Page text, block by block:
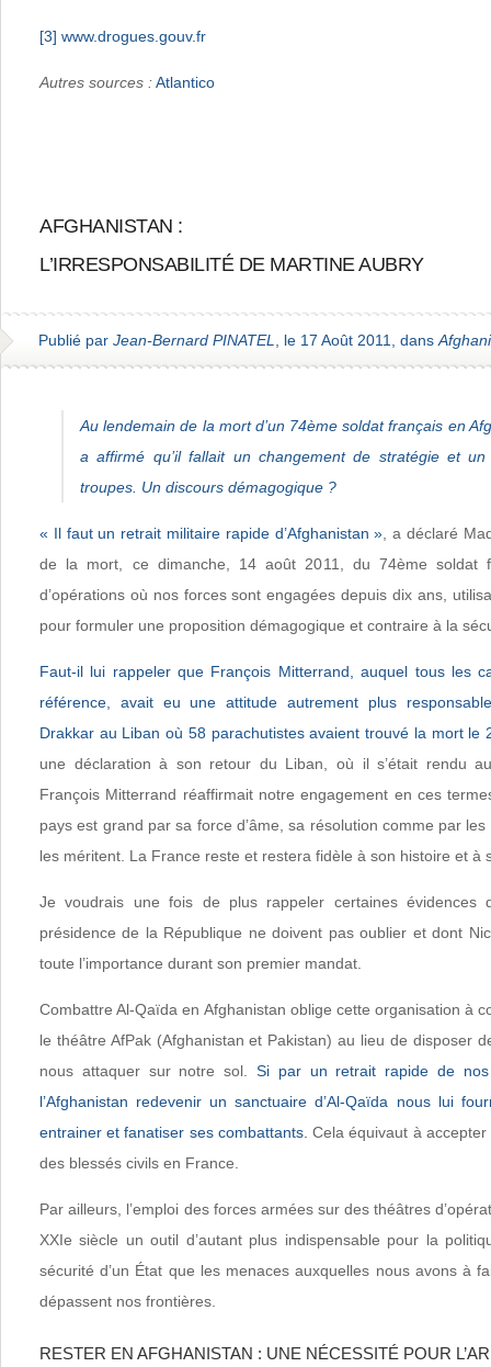
[3] www.drogues.gouv.fr
Autres sources :Atlantico
AFGHANISTAN :
L’IRRESPONSABILITÉ DE MARTINE AUBRY
Publié par Jean-Bernard PINATEL , le 17 Août 2011, dans
Au lendemain de la mort d’un 74ème soldat français en
a affirmé qu’il fallait un changement de stratégie et
troupes. Un discours démagogique ?
« Il faut un retrait militaire rapide d’Afghanistan » , a déclaré
de la mort, ce dimanche, 14 août 2011, du 74ème soldat
d’opérations où nos forces sont engagées depuis dix ans,
pour formuler une proposition démagogique et contraire à la
Faut-il lui rappeler que François Mitterrand, auquel tous les
référence, avait eu une attitude autrement plus
Drakkar au Liban où 58 parachutistes avaient trouvé la mort le
une déclaration à son retour du Liban, où il s’était rendu
François Mitterrand réaffirmait notre engagement en ces
pays est grand par sa force d’âme, sa résolution comme par
les méritent. La France reste et restera fidèle à son histoire et à
Je voudrais une fois de plus rappeler certaines évidences
présidence de la République ne doivent pas oublier et dont
toute l’importance durant son premier mandat.
Combattre Al-Qaïda en Afghanistan oblige cette organisation à
le théâtre AfPak (Afghanistan et Pakistan) au lieu de disposer
nous attaquer sur notre sol. Si par un retrait rapide de
l’Afghanistan redevenir un sanctuaire d’Al-Qaïda nous lui
entrainer et fanatiser ses combattants. Cela équivaut à
des blessés civils en France.
Par ailleurs, l’emploi des forces armées sur des théâtres
XXIe siècle un outil d’autant plus indispensable pour la
sécurité d’un État que les menaces auxquelles nous avons à
dépassent nos frontières.
RESTER EN AFGHANISTAN : UNE NÉCESSITÉ POUR